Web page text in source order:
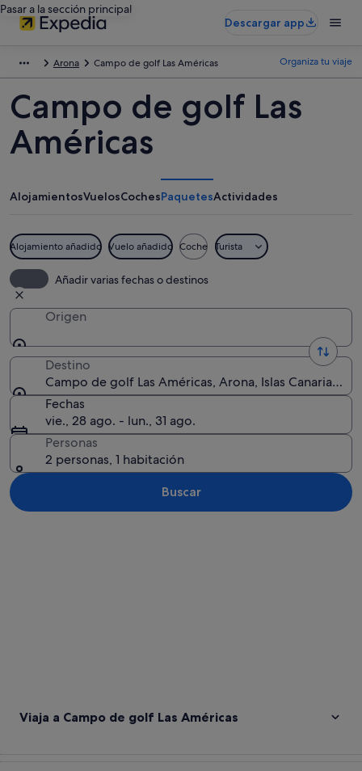
Pasar a la sección principal
Descargar app
Arona Campo de golf Las Américas Organiza tu viaje
Campo de golf Las
Américas
AlojamientosVuelosCochesPaquetesActividades
Alojamiento añadido Vuelo añadido Coche Turista
Añadir varias fechas o destinos
Origen
Destino
Campo de golf Las Américas, Arona, Islas Canarias,
Fechas
vie., 28 ago. - lun., 31 ago.
Personas
2 personas, 1 habitación
Buscar
Viaja a Campo de golf Las Américas